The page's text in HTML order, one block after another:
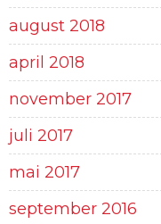
august 2018
april 2018
november 2017
juli 2017
mai 2017
september 2016